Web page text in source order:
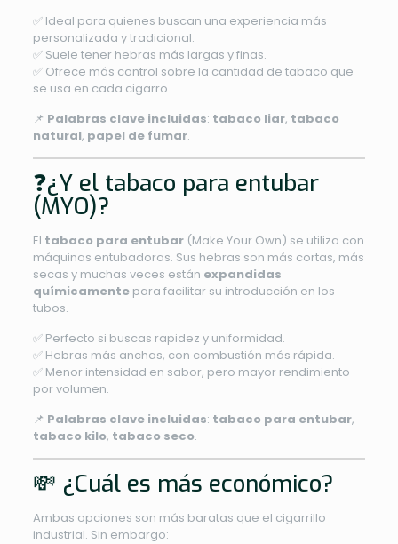
✅ Ideal para quienes buscan una experiencia más
personalizada y tradicional.
✅ Suele tener hebras más largas y finas.
✅ Ofrece más control sobre la cantidad de tabaco que
se usa en cada cigarro.
📌 Palabras clave incluidas: tabaco liar, tabaco
natural, papel de fumar.
❓¿Y el tabaco para entubar
(MYO)?
El tabaco para entubar(Make Your Own) se utiliza con
máquinas entubadoras. Sus hebras son más cortas, más
secas y muchas veces están expandidas
químicamentepara facilitar su introducción en los
tubos.
✅ Perfecto si buscas rapidez y uniformidad.
✅ Hebras más anchas, con combustión más rápida.
✅ Menor intensidad en sabor, pero mayor rendimiento
por volumen.
📌 Palabras clave incluidas: tabaco para entubar,
tabaco kilo, tabaco seco.
💸 ¿Cuál es más económico?
Ambas opciones son más baratas que el cigarrillo
industrial. Sin embargo: